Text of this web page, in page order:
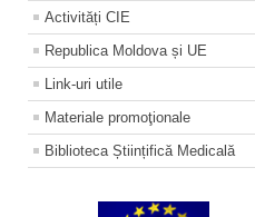
Activități CIE
Republica Moldova și UE
Link-uri utile
Materiale promoţionale
Biblioteca Științifică Medicală